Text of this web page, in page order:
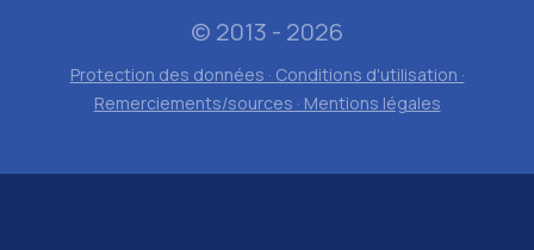
© 2013 - 2026
Protection des données · Conditions d'utilisation ·
Remerciements/sources · Mentions légales